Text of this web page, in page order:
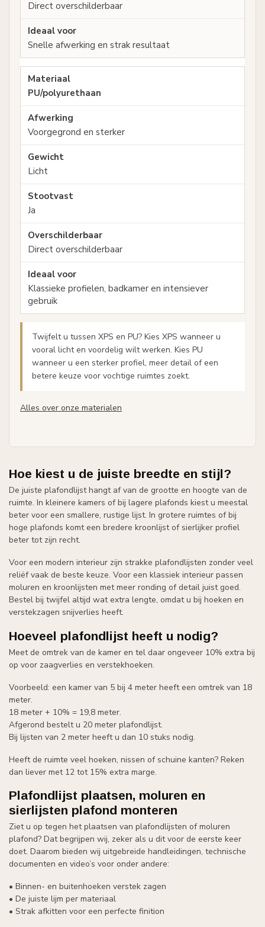
Direct overschilderbaar
Snelle afwerking en strak resultaat
PU/polyurethaan
Voorgegrond en sterker
Licht
Ja
Direct overschilderbaar
Klassieke profielen, badkamer en intensiever
gebruik
Twijfelt u tussen XPS en PU? Kies XPS wanneer u
vooral licht en voordelig wilt werken. Kies PU
wanneer u een sterker profiel, meer detail of een
betere keuze voor vochtige ruimtes zoekt.
Alles over onze materialen
Hoe kiest u de juiste breedte en stijl?
De juiste plafondlijst hangt af van de grootte en hoogte van de
ruimte. In kleinere kamers of bij lagere plafonds kiest u meestal
beter voor een smallere, rustige lijst. In grotere ruimtes of bij
hoge plafonds komt een bredere kroonlijst of sierlijker profiel
beter tot zijn recht.
Voor een modern interieur zijn strakke plafondlijsten zonder veel
reliëf vaak de beste keuze. Voor een klassiek interieur passen
moluren en kroonlijsten met meer ronding of detail juist goed.
Bestel bij twijfel altijd wat extra lengte, omdat u bij hoeken en
verstekzagen snijverlies heeft.
Hoeveel plafondlijst heeft u nodig?
Meet de omtrek van de kamer en tel daar ongeveer 10% extra bij
op voor zaagverlies en verstekhoeken.
Voorbeeld: een kamer van 5 bij 4 meter heeft een omtrek van 18
meter.
18 meter + 10% = 19,8 meter.
Afgerond bestelt u 20 meter plafondlijst.
Bij lijsten van 2 meter heeft u dan 10 stuks nodig.
Heeft de ruimte veel hoeken, nissen of schuine kanten? Reken
dan liever met 12 tot 15% extra marge.
Plafondlijst plaatsen, moluren en
sierlijsten plafond monteren
Ziet u op tegen het plaatsen van plafondlijsten of moluren
plafond? Dat begrijpen wij, zeker als u dit voor de eerste keer
doet. Daarom bieden wij uitgebreide handleidingen, technische
documenten en video’s voor onder andere:
• Binnen- en buitenhoeken verstek zagen
• De juiste lijm per materiaal
• Strak afkitten voor een perfecte finition